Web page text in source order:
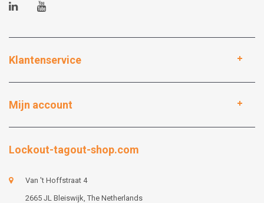
Klantenservice
Mijn account
Lockout-tagout-shop.com
Van 't Hoffstraat 4
2665 JL Bleiswijk, The Netherlands